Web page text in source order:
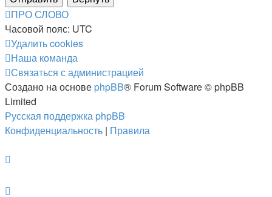
ПРО СЛОВО
Часовой пояс: UTC
Удалить cookies
Наша команда
Связаться с администрацией
Создано на основе phpBB® Forum Software © phpBB
Limited
Русская поддержка phpBB
Конфиденциальность | Правила